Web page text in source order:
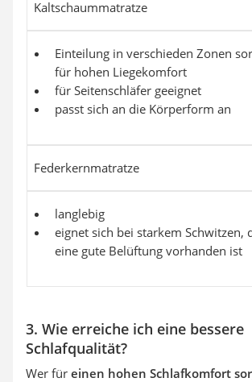
Kaltschaummatratze
Einteilung in verschieden Zonen
für hohen Liegekomfort
für Seitenschläfer geeignet
passt sich an die Körperform an
Federkernmatratze
langlebig
eignet sich bei starkem Schwitzen,
eine gute Belüftung vorhanden ist
3. Wie erreiche ich eine bessere
Schlafqualität?
Wer für einen hohen Schlafkomfort